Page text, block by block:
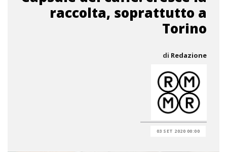
raccolta, soprattutto a
Torino
di Redazione
03 SET 2020 00:00